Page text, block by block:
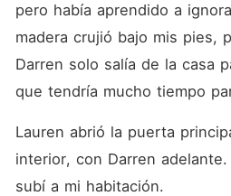
pero había aprendido a
madera crujió bajo mis pies,
Darren solo salía de la casa
que tendría mucho tiempo
Lauren abrió la puerta
interior, con Darren
subí a mi habitación.